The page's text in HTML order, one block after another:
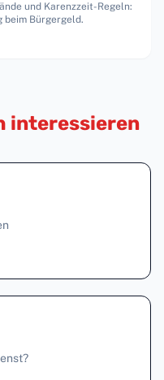
und Karenzzeit-Regeln:
beim Bürgergeld.
interessieren